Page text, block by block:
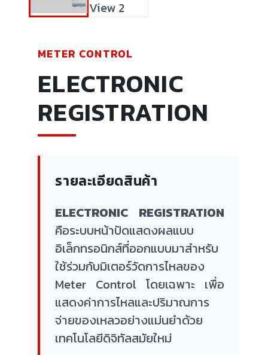
METER CONTROL
ELECTRONIC
REGISTRATION
รายละเอียดสินค้า
ELECTRONIC REGISTRATION
คือระบบหน้าปัดแสดงผลแบบ
อิเล็กทรอนิกส์ที่ออกแบบมาสำหรับ
ใช้ร่วมกับมิเตอร์วัดการไหลของ
Meter Control โดยเฉพาะ เพื่อ
แสดงค่าการไหลและปริมาณการ
จ่ายของเหลวอย่างแม่นยำด้วย
เทคโนโลยีดิจิทัลสมัยใหม่